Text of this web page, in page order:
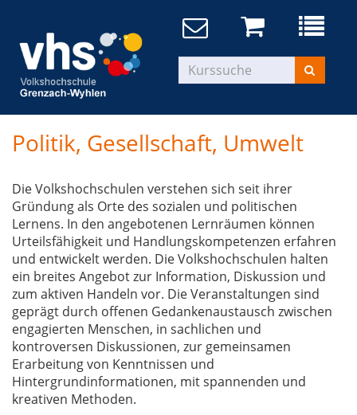
Politik, Gesellschaft, Umwelt
Die Volkshochschulen verstehen sich seit ihrer
Gründung als Orte des sozialen und politischen
Lernens. In den angebotenen Lernräumen können
Urteilsfähigkeit und Handlungskompetenzen erfahren
und entwickelt werden. Die Volkshochschulen halten
ein breites Angebot zur Information, Diskussion und
zum aktiven Handeln vor. Die Veranstaltungen sind
geprägt durch offenen Gedankenaustausch zwischen
engagierten Menschen, in sachlichen und
kontroversen Diskussionen, zur gemeinsamen
Erarbeitung von Kenntnissen und
Hintergrundinformationen, mit spannenden und
kreativen Methoden.